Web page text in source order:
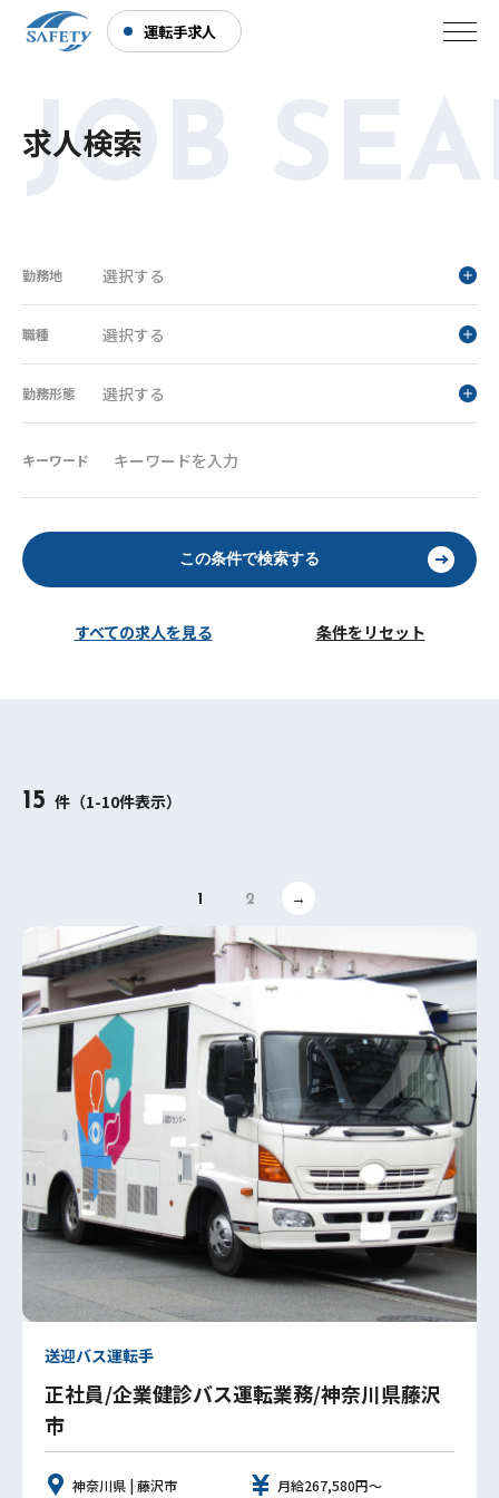
運転手求人
求人検索
勤務地 選択する
職種 選択する
勤務形態 選択する
キーワード
この条件で検索する
すべての求人を見る 条件をリセット
15 件（1-10件表示）
1 2 →
送迎バス運転手
正社員/企業健診バス運転業務/神奈川県藤沢
市
神奈川県 | 藤沢市 月給267,580円～